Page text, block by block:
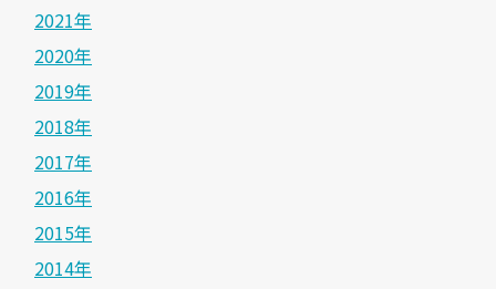
2021年
2020年
2019年
2018年
2017年
2016年
2015年
2014年